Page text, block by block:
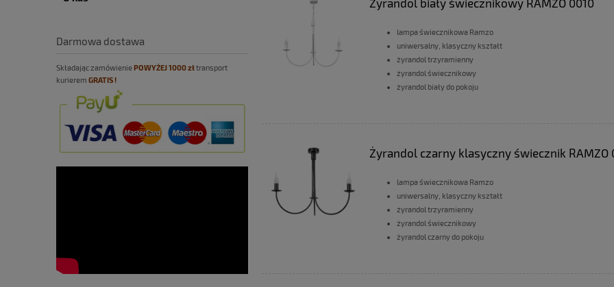
Darmowa dostawa
Składając zamówieniePOWYŻEJ1000 złtransport
kurierem GRATIS !
lampa świecznikowa Ramzo
uniwersalny, klasyczny kształt
żyrandol trzyramienny
żyrandol świecznikowy
żyrandol biały do pokoju
Żyrandol czarny klasyczny świecznik RAMZO
lampa świecznikowa Ramzo
uniwersalny, klasyczny kształt
żyrandol trzyramienny
żyrandol świecznikowy
żyrandol czarny do pokoju